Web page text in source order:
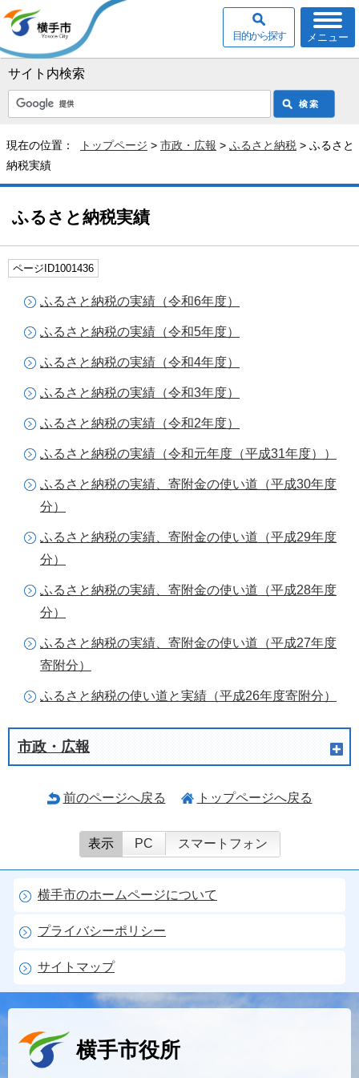
サイト内検索
メニュー
目的から探す
現在の位置： トップページ > 市政・広報 > ふるさと納税 > ふるさと
納税実績
ふるさと納税実績
ページID1001436
ふるさと納税の実績（令和6年度）
ふるさと納税の実績（令和5年度）
ふるさと納税の実績（令和4年度）
ふるさと納税の実績（令和3年度）
ふるさと納税の実績（令和2年度）
ふるさと納税の実績（令和元年度（平成31年度））
ふるさと納税の実績、寄附金の使い道（平成30年度
分）
ふるさと納税の実績、寄附金の使い道（平成29年度
分）
ふるさと納税の実績、寄附金の使い道（平成28年度
分）
ふるさと納税の実績、寄附金の使い道（平成27年度
寄附分）
ふるさと納税の使い道と実績（平成26年度寄附分）
市政・広報
前のページへ戻る トップページへ戻る
表示 PC スマートフォン
横手市のホームページについて
プライバシーポリシー
サイトマップ
横手市役所